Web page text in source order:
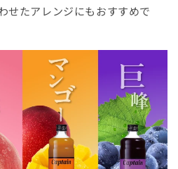
せたアレンジにもおすすめで